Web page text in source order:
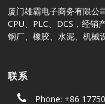
厦门雄霸电子商务有限公
CPU、PLC、DCS，经销
钢厂、橡胶、水泥、机械
联系
Phone: +86